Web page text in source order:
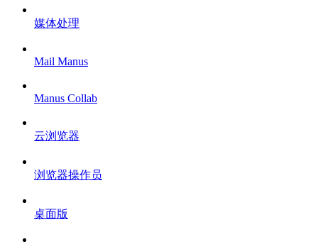
媒体处理
Mail Manus
Manus Collab
云浏览器
浏览器操作员
桌面版